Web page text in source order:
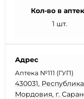
Кол-во в
1 шт.
Адрес
Аптека №111 (ГУП)
430031, Республика
Мордовия, г.